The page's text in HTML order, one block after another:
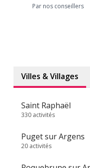
Par nos conseillers
Villes & Villages
Saint Raphaël
330 activités
Puget sur Argens
20 activités